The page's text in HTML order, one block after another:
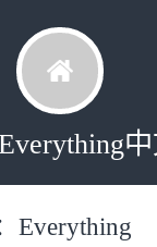
Everything